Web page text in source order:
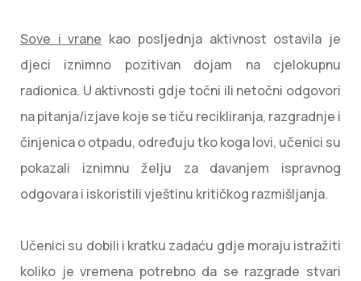
Sove i vrane kao posljednja aktivnost ostavila je
djeci iznimno pozitivan dojam na cjelokupnu
radionica. U aktivnosti gdje točni ili netočni odgovori
na pitanja/izjave koje se tiču recikliranja, razgradnje i
činjenica o otpadu, određuju tko koga lovi, učenici su
pokazali iznimnu želju za davanjem ispravnog
odgovara i iskoristili vještinu kritičkog razmišljanja.
Učenici su dobili i kratku zadaću gdje moraju istražiti
koliko je vremena potrebno da se razgrade stvari